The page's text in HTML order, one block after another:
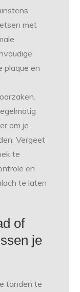
met
plaque en
om je
Vergeet
te
en
te laten
of
je
tanden te